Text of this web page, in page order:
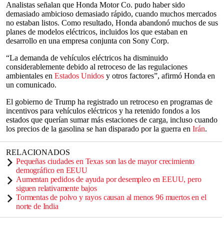
Analistas señalan que Honda Motor Co. pudo haber sido
demasiado ambicioso demasiado rápido, cuando muchos mercados
no estaban listos. Como resultado, Honda abandonó muchos de sus
planes de modelos eléctricos, incluidos los que estaban en
desarrollo en una empresa conjunta con Sony Corp.
“La demanda de vehículos eléctricos ha disminuido
considerablemente debido al retroceso de las regulaciones
ambientales en Estados Unidos y otros factores”, afirmó Honda en
un comunicado.
El gobierno de Trump ha registrado un retroceso en programas de
incentivos para vehículos eléctricos y ha retenido fondos a los
estados que querían sumar más estaciones de carga, incluso cuando
los precios de la gasolina se han disparado por la guerra en Irán.
RELACIONADOS
Pequeñas ciudades en Texas son las de mayor crecimiento
demográfico en EEUU
Aumentan pedidos de ayuda por desempleo en EEUU, pero
siguen relativamente bajos
Tormentas de polvo y rayos causan al menos 96 muertos en el
norte de India